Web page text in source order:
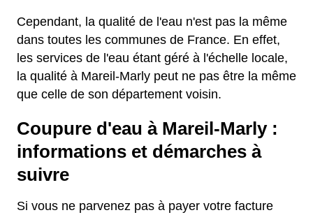
Cependant, la qualité de l'eau n'est pas la même
dans toutes les communes de France. En effet,
les services de l'eau étant géré à l'échelle locale,
la qualité à Mareil-Marly peut ne pas être la même
que celle de son département voisin.
Coupure d'eau à Mareil-Marly :
informations et démarches à
suivre
Si vous ne parvenez pas à payer votre facture